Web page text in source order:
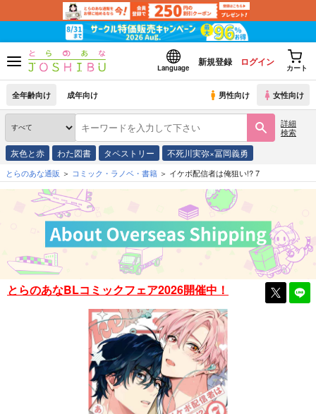
Language
新規登録 ログイン
カート
全年齢向け 成年向け 男性向け 女性向け
詳細
検索
灰色と赤 わた図書 タペストリー 不死川実弥×冨岡義勇
とらのあな通販 コミック・ラノベ・書籍 イケボ配信者は俺狙い!? 7
とらのあなBLコミックフェア2026開催中！